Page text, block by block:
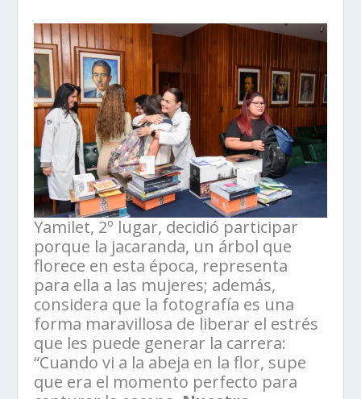
Yamilet, 2º lugar, decidió participar
porque la jacaranda, un árbol que
florece en esta época, representa
para ella a las mujeres; además,
considera que la fotografía es una
forma maravillosa de liberar el estrés
que les puede generar la carrera:
“Cuando vi a la abeja en la flor, supe
que era el momento perfecto para